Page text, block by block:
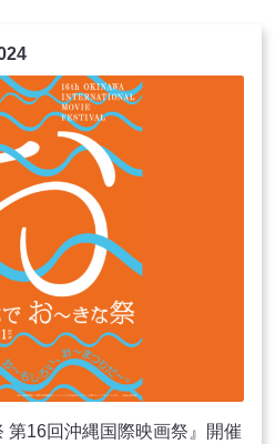
第16回沖縄国際映画祭』開催